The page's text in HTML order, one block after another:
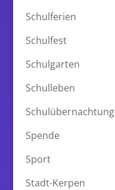
Schulferien
Schulfest
Schulgarten
Schulleben
Schulübernachtung
Spende
Sport
Stadt-Kerpen